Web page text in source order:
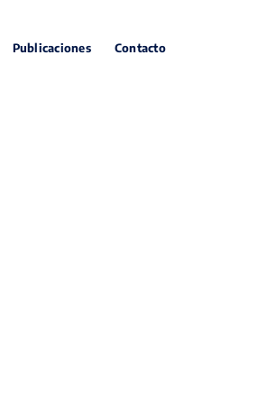
Publicaciones Contacto